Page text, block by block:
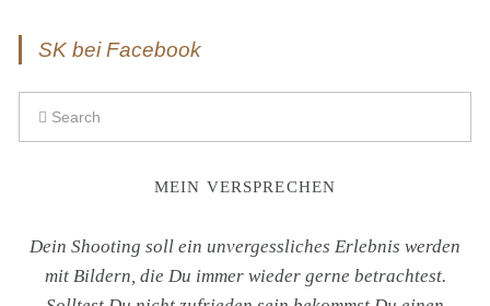
SK bei Facebook
MEIN VERSPRECHEN
Dein Shooting soll ein unvergessliches Erlebnis werden
mit Bildern, die Du immer wieder gerne betrachtest.